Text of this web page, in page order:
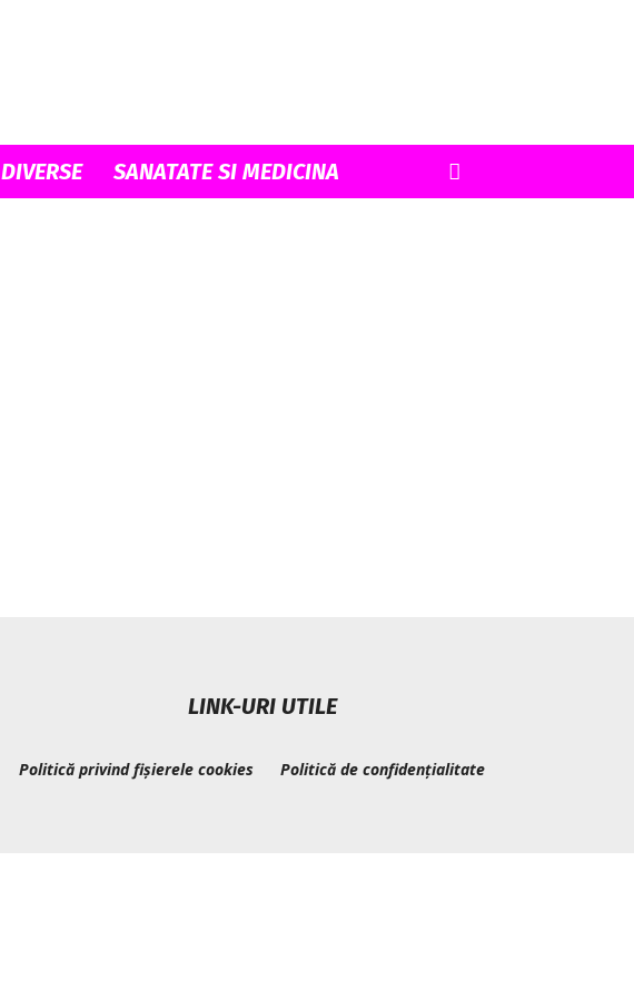
DIVERSE SANATATE SI MEDICINA
LINK-URI UTILE
Politică privind fișierele cookies Politică de confidențialitate